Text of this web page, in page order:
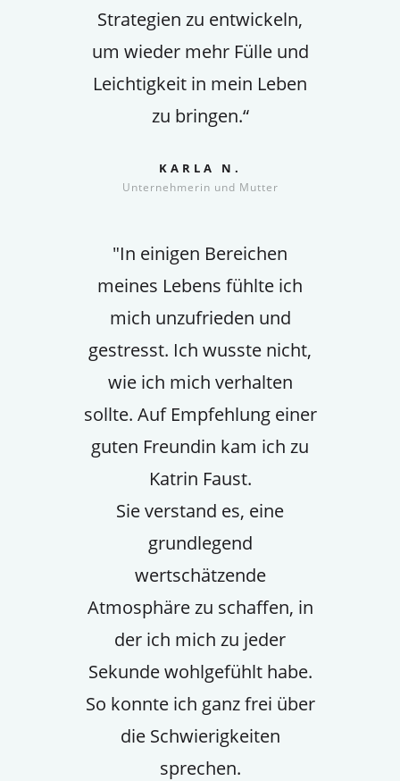
Strategien zu entwickeln,
um wieder mehr Fülle und
Leichtigkeit in mein Leben
zu bringen.“
KARLA N.
Unternehmerin und Mutter
"In einigen Bereichen
meines Lebens fühlte ich
mich unzufrieden und
gestresst. Ich wusste nicht,
wie ich mich verhalten
sollte. Auf Empfehlung einer
guten Freundin kam ich zu
Katrin Faust.
Sie verstand es, eine
grundlegend
wertschätzende
Atmosphäre zu schaffen, in
der ich mich zu jeder
Sekunde wohlgefühlt habe.
So konnte ich ganz frei über
die Schwierigkeiten
sprechen.